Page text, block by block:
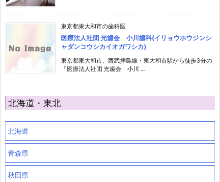
東京都東大和市の歯科医
医療法人社団 光歯会 小川歯科(イリョウホウジンシ
ャダンコウシカイオガワシカ)
東京都東大和市、西武拝島線・東大和市駅から徒歩3分の
「医療法人社団 光歯会 小川 ...
北海道・東北
北海道
青森県
秋田県